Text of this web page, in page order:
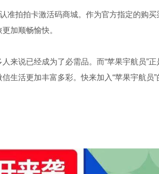
准拍拍卡激活码商城。作为官方指定的购买
加顺畅愉快。
来说已经成为了必需品。而“苹果宇航员”
生活更加丰富多彩。快来加入“苹果宇航员”